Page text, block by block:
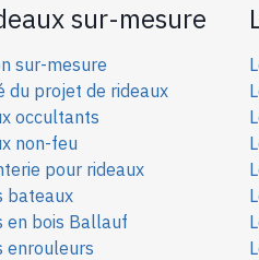
sur-mesure
sur-mesure
du projet de rideaux
occultants
non-feu
pour rideaux
bateaux
en bois Ballauf
enrouleurs